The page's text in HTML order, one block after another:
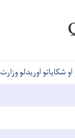
شکایاتو اوریدلو وزارت